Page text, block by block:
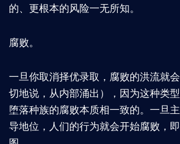
的、更根本的风险一无所知。
腐败。
一旦你取消择优录取，腐败的洪流就
切地说，从内部涌出），因为这种类
堕落种族的腐败本质相一致的。一旦
导地位，人们的行为就会开始腐败，